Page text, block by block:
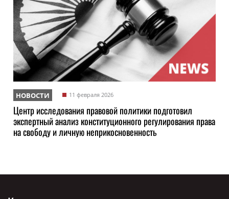
НОВОСТИ 11 февраля 2026
Центр исследования правовой политики подготовил
экспертный анализ конституционного регулирования права
на свободу и личную неприкосновенность